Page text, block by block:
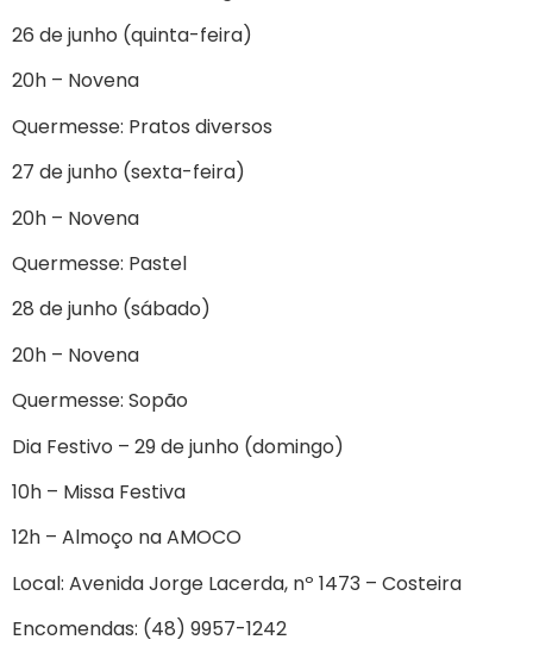
26 de junho (quinta-feira)
20h – Novena
Quermesse: Pratos diversos
27 de junho (sexta-feira)
20h – Novena
Quermesse: Pastel
28 de junho (sábado)
20h – Novena
Quermesse: Sopão
Dia Festivo – 29 de junho (domingo)
10h – Missa Festiva
12h – Almoço na AMOCO
Local: Avenida Jorge Lacerda, nº 1473 – Costeira
Encomendas: (48) 9957-1242